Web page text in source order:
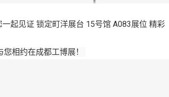
起见证 锁定町洋展台 15号馆 A083展位 精彩
您相约在成都工博展！